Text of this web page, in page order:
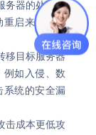
器的处理能
重启来恢复正
目标服务器
例如入侵、数
系统的安全漏
成本更低攻